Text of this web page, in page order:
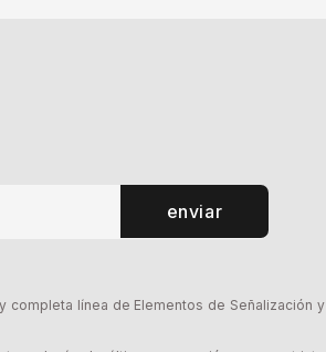
enviar
completa línea de Elementos de Señalización y